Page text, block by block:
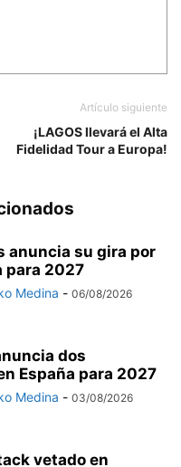
Artículo siguiente
¡LAGOS llevará el Alta
Fidelidad Tour a Europa!
anuncia su gira por
para 2027
Medina - 06/08/2026
dos
España para 2027
Medina - 03/08/2026
vetado en